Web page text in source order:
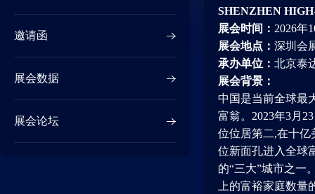
邀请函
展会数据
展会论坛
SHENZHEN
展会时间： 2026年
展会地点： 深圳会
承办单位： 北京泰
展会背景：
中国是当前全球最
富翁。2023年3月
位位居第二,在十亿
位新面孔进入全球
的“三大”城市之一
上的富裕家庭数